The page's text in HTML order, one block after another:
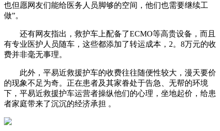
也但愿网友们能给医务人员脚够的空间，他们也需要继续工
做”。
还有网友指出，救护车上配备了ECMO等高贵设备，而且
有专业医护人员随车，这些都添加了转运成本，2。8万元的收
费并非毫无事理。
此外，平易近救援护车的收费往往随便性较大，漫天要价
的现象不足为奇。正在患者及其家眷处于告急、无帮的环境
下，平易近救援护车运营者操纵他们的心理，坐地起价，给患
者家庭带来了沉沉的经济承担 。